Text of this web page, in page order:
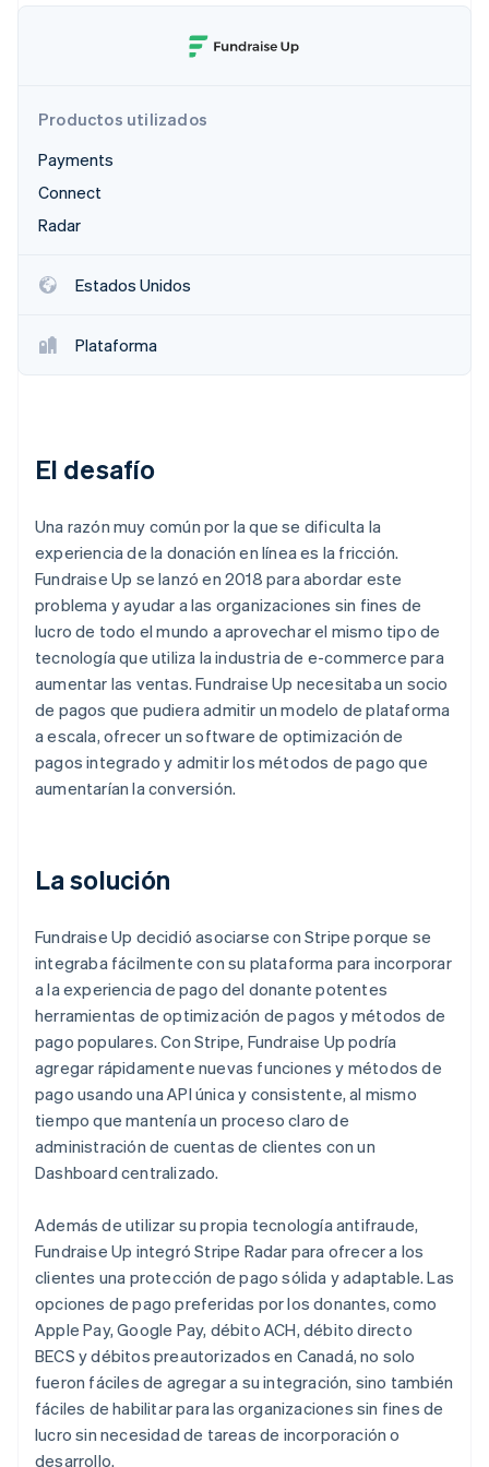
Descubre cómo Stripe construye la infraestructura
Socios
Productos utilizados
Payments
Connect
Radar
Estados Unidos
Plataforma
El desafío
Una razón muy común por la que se dificulta la
experiencia de la donación en línea es la fricción.
Fundraise Up se lanzó en 2018 para abordar este
problema y ayudar a las organizaciones sin fines de
lucro de todo el mundo a aprovechar el mismo tipo de
tecnología que utiliza la industria de e-commerce para
aumentar las ventas. Fundraise Up necesitaba un socio
de pagos que pudiera admitir un modelo de plataforma
a escala, ofrecer un software de optimización de
pagos integrado y admitir los métodos de pago que
aumentarían la conversión.
La solución
Fundraise Up decidió asociarse con Stripe porque se
integraba fácilmente con su plataforma para incorporar
a la experiencia de pago del donante potentes
herramientas de optimización de pagos y métodos de
pago populares. Con Stripe, Fundraise Up podría
agregar rápidamente nuevas funciones y métodos de
pago usando una API única y consistente, al mismo
tiempo que mantenía un proceso claro de
administración de cuentas de clientes con un
Dashboard centralizado.
Además de utilizar su propia tecnología antifraude,
Fundraise Up integró Stripe Radar para ofrecer a los
clientes una protección de pago sólida y adaptable. Las
opciones de pago preferidas por los donantes, como
Apple Pay, Google Pay, débito ACH, débito directo
BECS y débitos preautorizados en Canadá, no solo
fueron fáciles de agregar a su integración, sino también
fáciles de habilitar para las organizaciones sin fines de
lucro sin necesidad de tareas de incorporación o
desarrollo.